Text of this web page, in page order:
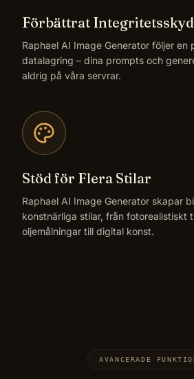
Förbättrat
Raphael AI Image Generator följer en
datalagring – dina prompts och
aldrig på våra servrar.
Stöd för Flera Stilar
Raphael AI Image Generator skapar
konstnärliga stilar, från fotorealistiskt
oljemålningar till digital konst.
AVANCERADE